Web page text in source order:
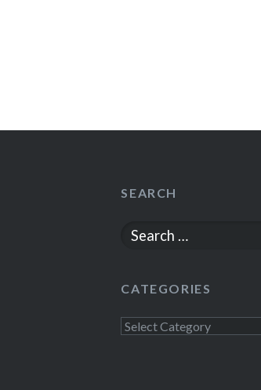
SEARCH
Search
CATEGORIES
Categories